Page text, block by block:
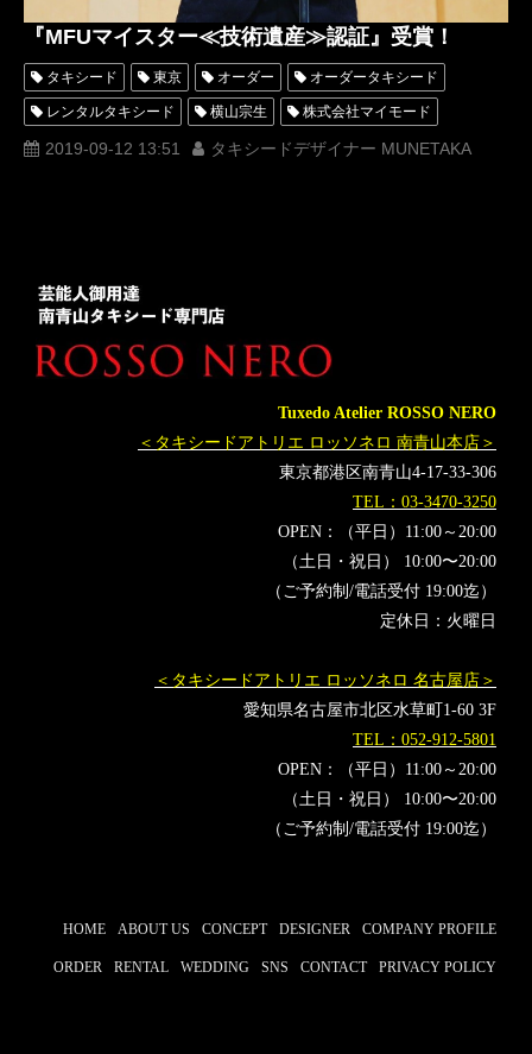
『MFUマイスター≪技術遺産≫認証』受賞！
タキシード 東京 オーダー オーダータキシード
レンタルタキシード 横山宗生 株式会社マイモード
タキシードデザイナー 大阪 名古屋 MFUマイスター
2019-09-12 13:51 タキシードデザイナー MUNETAKA
Tuxedo Atelier ROSSO NERO
＜タキシードアトリエ ロッソネロ 南青山本店＞
東京都港区南青山4-17-33-306
TEL：03-3470-3250
OPEN：（平日）11:00～20:00
（土日・祝日） 10:00〜20:00
（ご予約制/電話受付 19:00迄）
定休日：火曜日
＜タキシードアトリエ ロッソネロ 名古屋店＞
愛知県名古屋市北区水草町1-60 3F
TEL：052-912-5801
OPEN：（平日）11:00～20:00
（土日・祝日） 10:00〜20:00
（ご予約制/電話受付 19:00迄）
HOME ABOUT US CONCEPT DESIGNER COMPANY PROFILE
ORDER RENTAL WEDDING SNS CONTACT PRIVACY POLICY